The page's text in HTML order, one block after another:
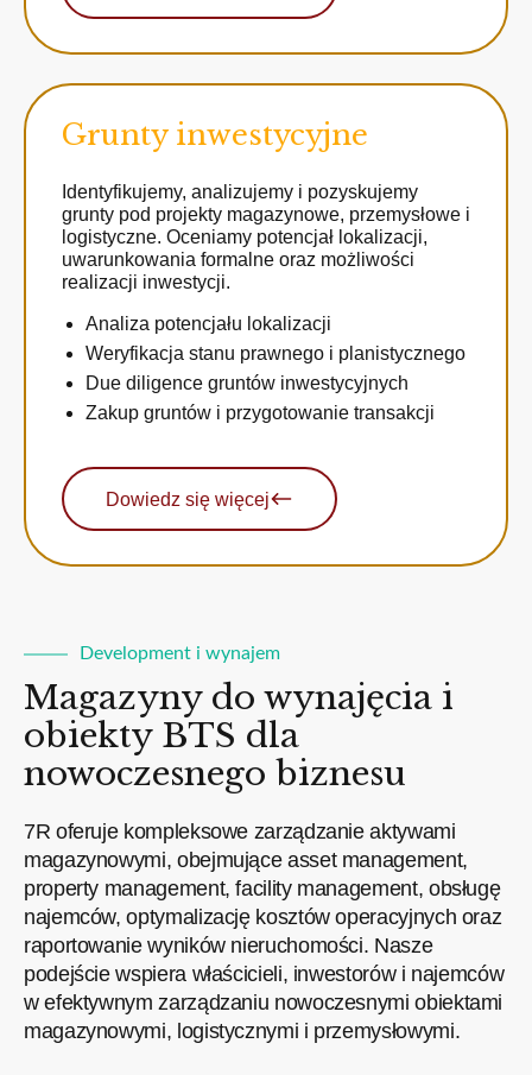
Grunty inwestycyjne
Identyfikujemy, analizujemy i pozyskujemy
grunty pod projekty magazynowe, przemysłowe i
logistyczne. Oceniamy potencjał lokalizacji,
uwarunkowania formalne oraz możliwości
realizacji inwestycji.
Analiza potencjału lokalizacji
Weryfikacja stanu prawnego i planistycznego
Due diligence gruntów inwestycyjnych
Zakup gruntów i przygotowanie transakcji
Dowiedz się więcej
Development i wynajem
Magazyny do wynajęcia i
obiekty BTS dla
nowoczesnego biznesu
7R oferuje kompleksowe zarządzanie aktywami
magazynowymi, obejmujące asset management,
property management, facility management, obsługę
najemców, optymalizację kosztów operacyjnych oraz
raportowanie wyników nieruchomości. Nasze
podejście wspiera właścicieli, inwestorów i najemców
w efektywnym zarządzaniu nowoczesnymi obiektami
magazynowymi, logistycznymi i przemysłowymi.